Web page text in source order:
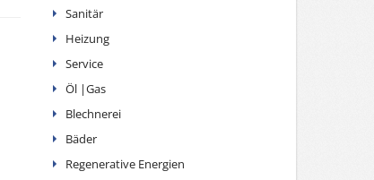
Sanitär
Heizung
Service
Öl |Gas
Blechnerei
Bäder
Regenerative Energien